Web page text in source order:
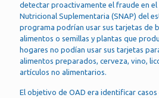
detectar proactivamente el fraude en el
Nutricional Suplementaria (SNAP) del
programa podrían usar sus tarjetas de
alimentos o semillas y plantas que
hogares no podían usar sus tarjetas
alimentos preparados, cerveza, vino,
artículos no alimentarios.
El objetivo de OAD era identificar casos